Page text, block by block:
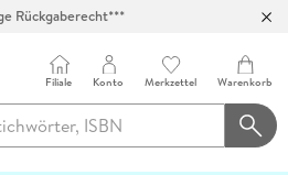
Filiale Konto Merkzettel Warenkorb